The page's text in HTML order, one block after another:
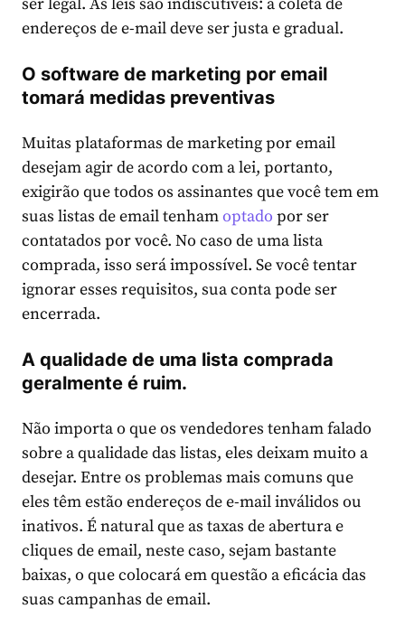
ser legal. As leis são indiscutíveis: a coleta de
endereços de e-mail deve ser justa e gradual.
O software de marketing por email
tomará medidas preventivas
Muitas plataformas de marketing por email
desejam agir de acordo com a lei, portanto,
exigirão que todos os assinantes que você tem em
suas listas de email tenhamoptado por ser
contatados por você. No caso de uma lista
comprada, isso será impossível. Se você tentar
ignorar esses requisitos, sua conta pode ser
encerrada.
A qualidade de uma lista comprada
geralmente é ruim.
Não importa o que os vendedores tenham falado
sobre a qualidade das listas, eles deixam muito a
desejar. Entre os problemas mais comuns que
eles têm estão endereços de e-mail inválidos ou
inativos. É natural que as taxas de abertura e
cliques de email, neste caso, sejam bastante
baixas, o que colocará em questão a eficácia das
suas campanhas de email.